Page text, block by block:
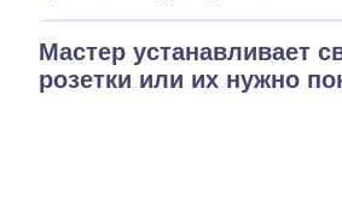
Мастер устанавливает
розетки или их нужно